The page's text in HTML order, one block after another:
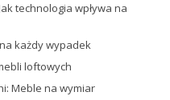
technologia wpływa na
każdy wypadek
loftowych
Meble na wymiar